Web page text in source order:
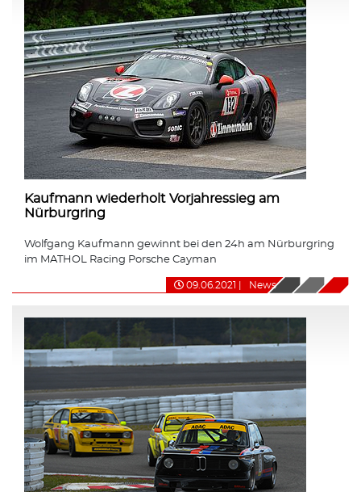
Kaufmann wiederholt Vorjahressieg am
Nürburgring
Wolfgang Kaufmann gewinnt bei den 24h am Nürburgring
im MATHOL Racing Porsche Cayman
09.06.2021 News